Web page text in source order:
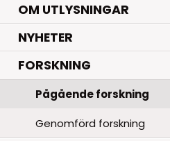
OM UTLYSNINGAR
NYHETER.
FORSKNING.
Pågående forskning
Genomförd forskning